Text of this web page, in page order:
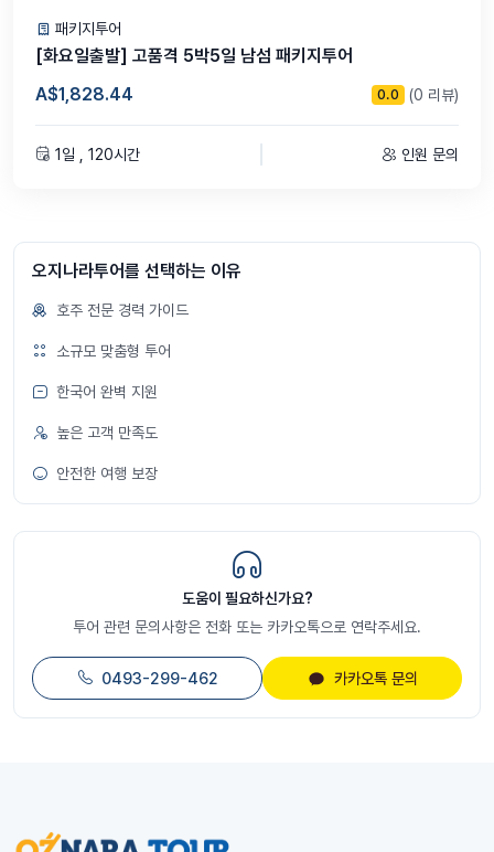
패키지투어
[화요일출발] 고품격 5박5일 남섬 패키지투어
A$1,828.44
0.0 (0 리뷰)
1일 , 120시간 인원 문의
오지나라투어를 선택하는 이유
호주 전문 경력 가이드
소규모 맞춤형 투어
한국어 완벽 지원
높은 고객 만족도
안전한 여행 보장
도움이 필요하신가요?
투어 관련 문의사항은 전화 또는 카카오톡으로 연락주세요.
0493-299-462 카카오톡 문의